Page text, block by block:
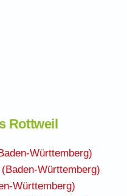
Rottweil
Württemberg)
Württemberg)
Württemberg)